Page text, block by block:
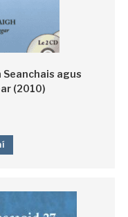
Seanchais agus
(2010)